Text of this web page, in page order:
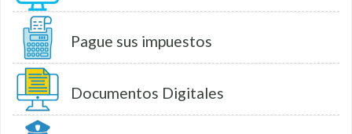
Pague sus impuestos
Documentos Digitales